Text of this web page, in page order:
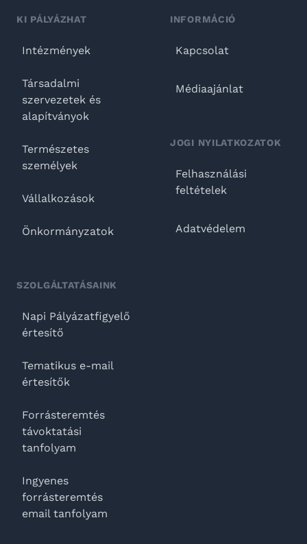
KI PÁLYÁZHAT
Intézmények
Társadalmi
szervezetek és
alapítványok
Természetes
személyek
Vállalkozások
Önkormányzatok
SZOLGÁLTATÁSAINK
Napi Pályázatfigyelő
értesítő
Tematikus e-mail
értesítők
Forrásteremtés
távoktatási
tanfolyam
Ingyenes
forrásteremtés
email tanfolyam
INFORMÁCIÓ
Kapcsolat
Médiaajánlat
JOGI NYILATKOZATOK
Felhasználási
feltételek
Adatvédelem